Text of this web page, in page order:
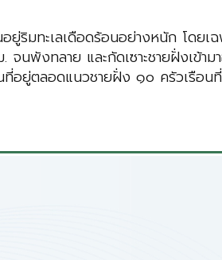
ยู่ริมทะเลเดือดร้อนอย่างหนัก โดย
พังทลาย และกัดเซาะชายฝั่งเข้าม
อยู่ตลอดแนวชายฝั่ง ๑๐ ครัวเรือน